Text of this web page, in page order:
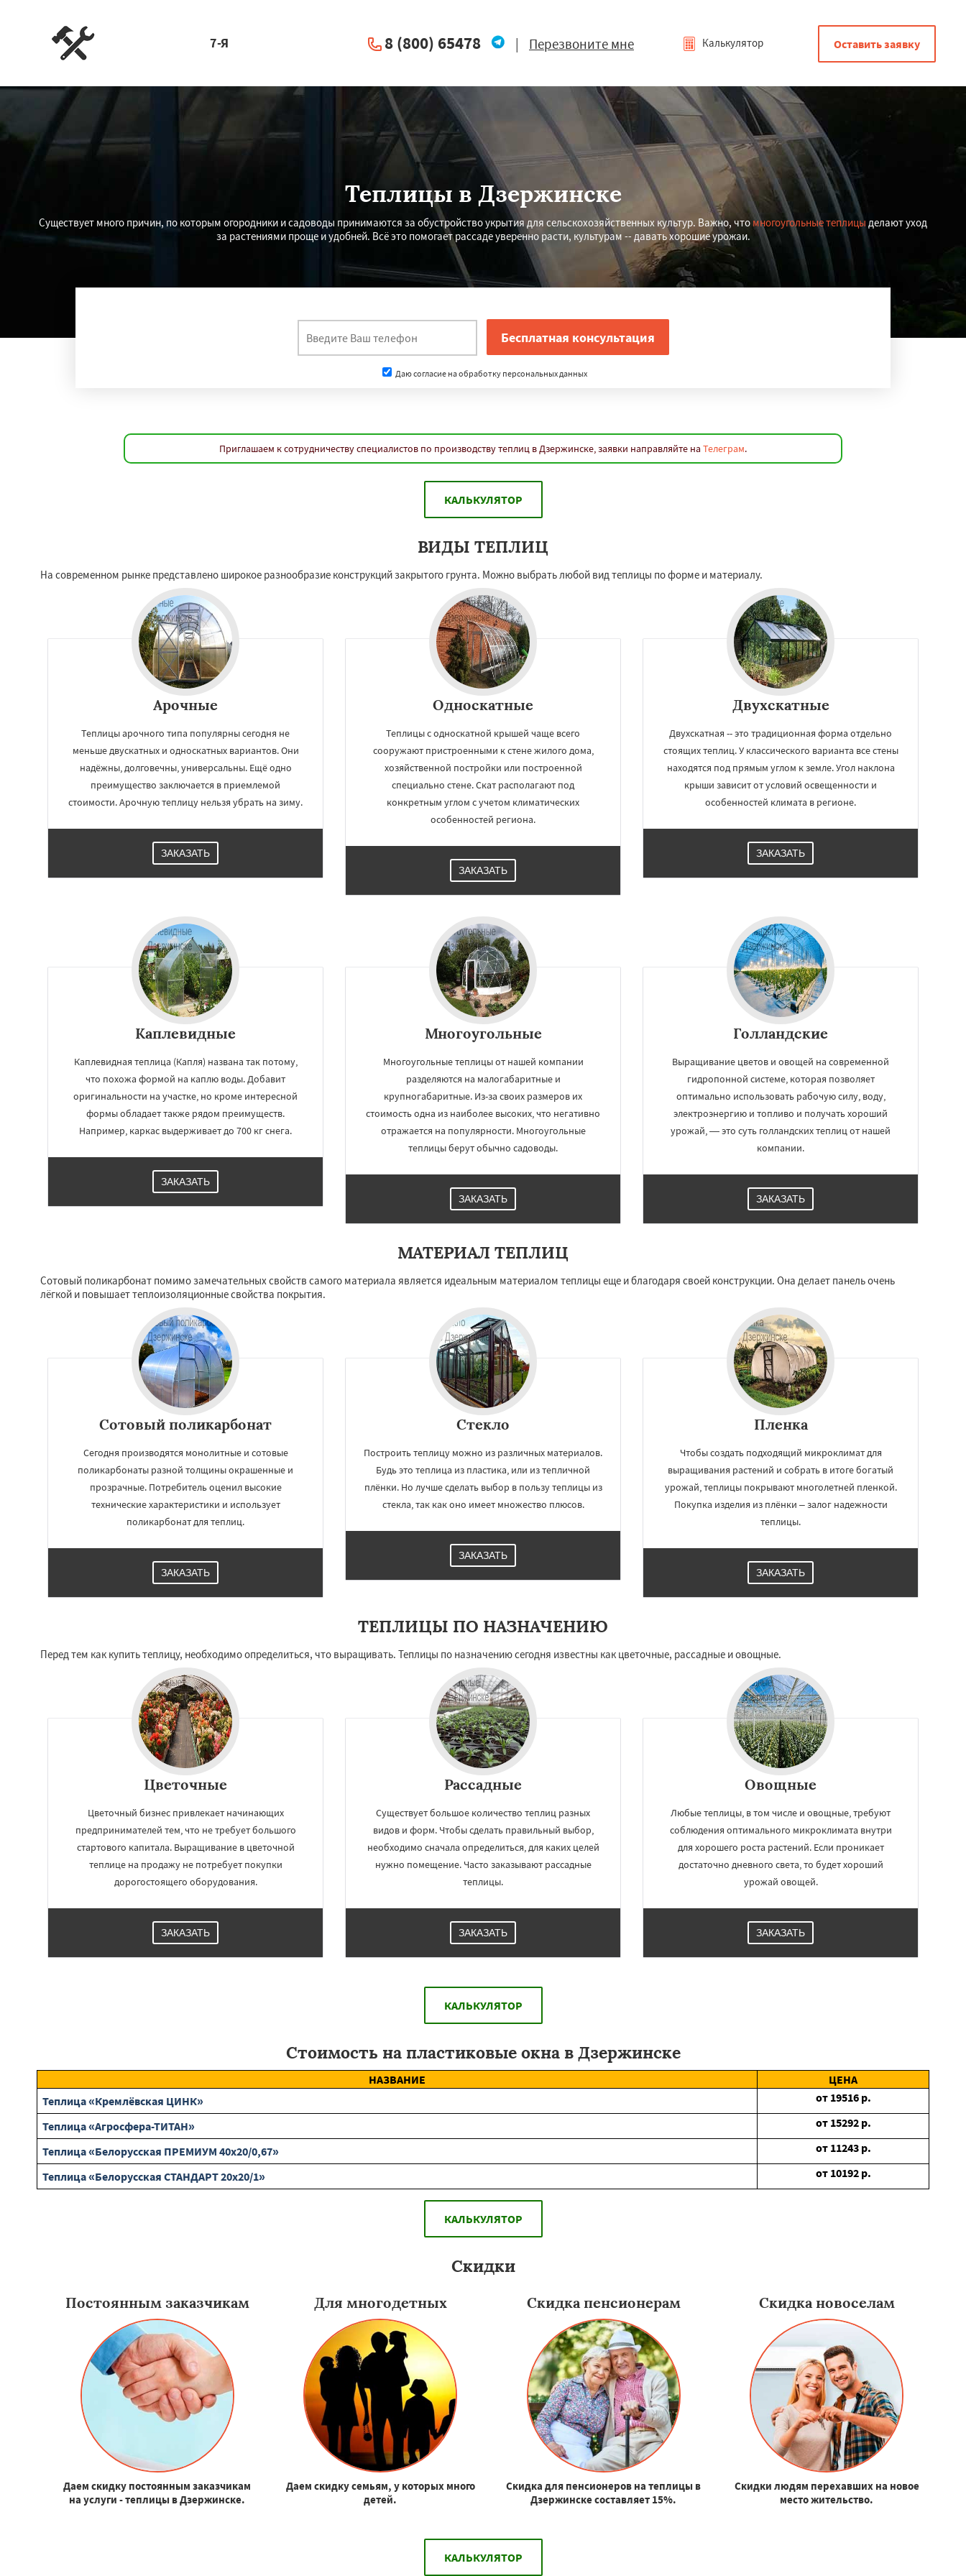
×
Долгопрудный Домодедово
Ивантеевка Истра
Котельники Красноармейск Красногорск
Краснозаводск Краснознаменск
Озеры
7-Я 8 (800) 65478 | Перезвоните мне Калькулятор Оставить заявку
Теплицы в Дзержинске
Существует много причин, по которым огородники и садоводы принимаются за обустройство укрытия для сельскохозяйственных культур. Важно, что многоугольные теплицы делают уход
за растениями проще и удобней. Всё это помогает рассаде уверенно расти, культурам -- давать хорошие урожаи.
Даю согласие на обработку персональных данных
Приглашаем к сотрудничеству специалистов по производству теплиц в Дзержинске, заявки направляйте на Телеграм.
КАЛЬКУЛЯТОР
ВИДЫ ТЕПЛИЦ
На современном рынке представлено широкое разнообразие конструкций закрытого грунта. Можно выбрать любой вид теплицы по форме и материалу.
Арочные
Теплицы арочного типа популярны сегодня не
меньше двускатных и односкатных вариантов. Они
надёжны, долговечны, универсальны. Ещё одно
преимущество заключается в приемлемой
стоимости. Арочную теплицу нельзя убрать на зиму.
ЗАКАЗАТЬ
Односкатные
Теплицы с односкатной крышей чаще всего
сооружают пристроенными к стене жилого дома,
хозяйственной постройки или построенной
специально стене. Скат располагают под
конкретным углом с учетом климатических
особенностей региона.
ЗАКАЗАТЬ
Двухскатные
Двухскатная -- это традиционная форма отдельно
стоящих теплиц. У классического варианта все стены
находятся под прямым углом к земле. Угол наклона
крыши зависит от условий освещенности и
особенностей климата в регионе.
ЗАКАЗАТЬ
Каплевидные
Каплевидная теплица (Капля) названа так потому,
что похожа формой на каплю воды. Добавит
оригинальности на участке, но кроме интересной
формы обладает также рядом преимуществ.
Например, каркас выдерживает до 700 кг снега.
ЗАКАЗАТЬ
Многоугольные
Многоугольные теплицы от нашей компании
разделяются на малогабаритные и
крупногабаритные. Из-за своих размеров их
стоимость одна из наиболее высоких, что негативно
отражается на популярности. Многоугольные
теплицы берут обычно садоводы.
ЗАКАЗАТЬ
Голландские
Выращивание цветов и овощей на современной
гидропонной системе, которая позволяет
оптимально использовать рабочую силу, воду,
электроэнергию и топливо и получать хороший
урожай, — это суть голландских теплиц от нашей
компании.
ЗАКАЗАТЬ
МАТЕРИАЛ ТЕПЛИЦ
Сотовый поликарбонат помимо замечательных свойств самого материала является идеальным материалом теплицы еще и благодаря своей конструкции. Она делает панель очень
лёгкой и повышает теплоизоляционные свойства покрытия.
Сотовый поликарбонат
Сегодня производятся монолитные и сотовые
поликарбонаты разной толщины окрашенные и
прозрачные. Потребитель оценил высокие
технические характеристики и использует
поликарбонат для теплиц.
ЗАКАЗАТЬ
Стекло
Построить теплицу можно из различных материалов.
Будь это теплица из пластика, или из тепличной
плёнки. Но лучше сделать выбор в пользу теплицы из
стекла, так как оно имеет множество плюсов.
ЗАКАЗАТЬ
Пленка
Чтобы создать подходящий микроклимат для
выращивания растений и собрать в итоге богатый
урожай, теплицы покрывают многолетней пленкой.
Покупка изделия из плёнки – залог надежности
теплицы.
ЗАКАЗАТЬ
ТЕПЛИЦЫ ПО НАЗНАЧЕНИЮ
Перед тем как купить теплицу, необходимо определиться, что выращивать. Теплицы по назначению сегодня известны как цветочные, рассадные и овощные.
Цветочные
Цветочный бизнес привлекает начинающих
предпринимателей тем, что не требует большого
стартового капитала. Выращивание в цветочной
теплице на продажу не потребует покупки
дорогостоящего оборудования.
ЗАКАЗАТЬ
Рассадные
Существует большое количество теплиц разных
видов и форм. Чтобы сделать правильный выбор,
необходимо сначала определиться, для каких целей
нужно помещение. Часто заказывают рассадные
теплицы.
ЗАКАЗАТЬ
Овощные
Любые теплицы, в том числе и овощные, требуют
соблюдения оптимального микроклимата внутри
для хорошего роста растений. Если проникает
достаточно дневного света, то будет хороший
урожай овощей.
ЗАКАЗАТЬ
КАЛЬКУЛЯТОР
Стоимость на пластиковые окна в Дзержинске
НАЗВАНИЕ
ЦЕНА
Теплица «Кремлёвская ЦИНК»
от 19516 р.
Теплица «Агросфера-ТИТАН»
от 15292 р.
Теплица «Белорусская ПРЕМИУМ 40х20/0,67»
от 11243 р.
Теплица «Белорусская СТАНДАРТ 20х20/1»
от 10192 р.
КАЛЬКУЛЯТОР
Скидки
Постоянным заказчикам
Даем скидку постоянным заказчикам
на услуги - теплицы в Дзержинске.
Для многодетных
Даем скидку семьям, у которых много
детей.
Скидка пенсионерам
Скидка для пенсионеров на теплицы в
Дзержинске составляет 15%.
Скидка новоселам
Скидки людям перехавших на новое
место жительство.
КАЛЬКУЛЯТОР
УЗНАТЬ ПОДРОБНЕЕ